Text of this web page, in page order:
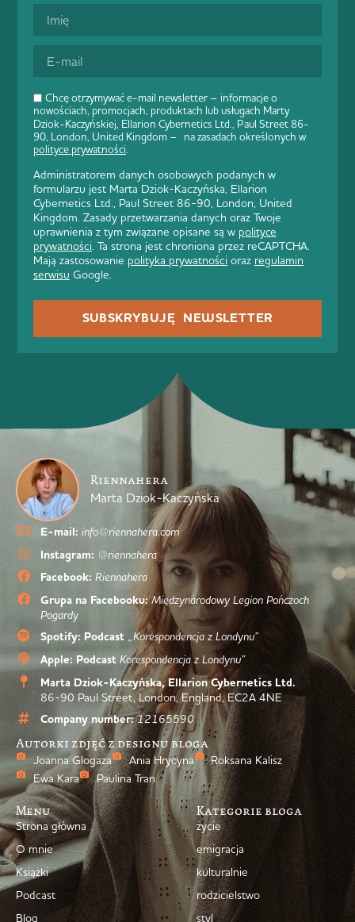
Chcę otrzymywać e-mail newsletter – informacje o
nowościach, promocjach, produktach lub usługach Marty
Dziok-Kaczyńskiej, Ellarion Cybernetics Ltd., Paul Street 86-
90, London, United Kingdom – na zasadach określonych w
polityce prywatności.
Administratorem danych osobowych podanych w
formularzu jest Marta Dziok-Kaczyńska, Ellarion
Cybernetics Ltd., Paul Street 86-90, London, United
Kingdom. Zasady przetwarzania danych oraz Twoje
uprawnienia z tym związane opisane są w polityce
prywatności. Ta strona jest chroniona przez reCAPTCHA.
Mają zastosowanie polityka prywatności oraz regulamin
serwisu Google.
SUBSKRYBUJĘ NEWSLETTER
Riennahera
Marta Dziok-Kaczyńska
E-mail: info@riennahera.com
Instagram: @riennahera
Facebook: Riennahera
Grupa na Facebooku: Międzynarodowy Legion Pończoch
Pogardy
Spotify: Podcast „Korespondencja z Londynu”
Apple: Podcast Korespondencja z Londynu”
Marta Dziok-Kaczyńska, Ellarion Cybernetics Ltd.
86-90 Paul Street, London, England, EC2A 4NE
Company number: 12165590
Autorki zdjęć z designu bloga
Joanna Glogaza Ania Hrycyna
Roksana Kalisz
Ewa Kara
Paulina Tran
Menu
Strona główna
O mnie
Książki
Podcast
Blog
Kategorie bloga
życie
emigracja
kulturalnie
rodzicielstwo
styl